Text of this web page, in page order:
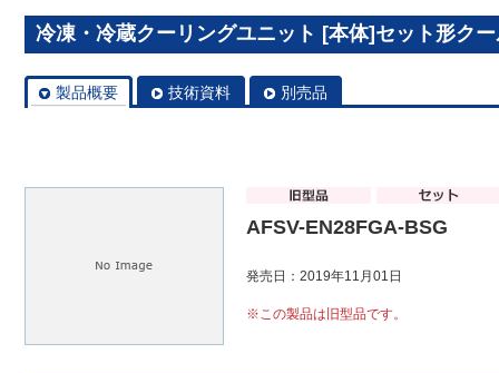
冷凍・冷蔵クーリングユニット [本体]セット形ク
製品概要 技術資料 別売品
AFSV-EN28FGA-BSG
発売日：2019年11月01日
※この製品は旧型品です。